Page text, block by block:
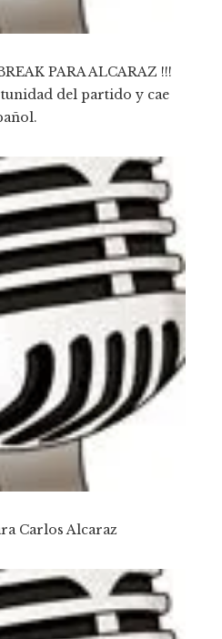
PARA ALCARAZ !!!
del partido y cae
Carlos Alcaraz